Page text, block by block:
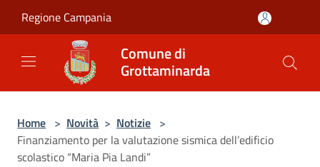
Regione Campania
Comune di
Grottaminarda
Home > Novità > Notizie >
Finanziamento per la valutazione sismica dell’edificio
scolastico “Maria Pia Landi”